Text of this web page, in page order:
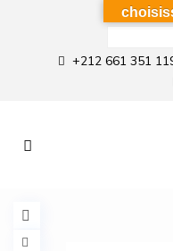
+212 661 351